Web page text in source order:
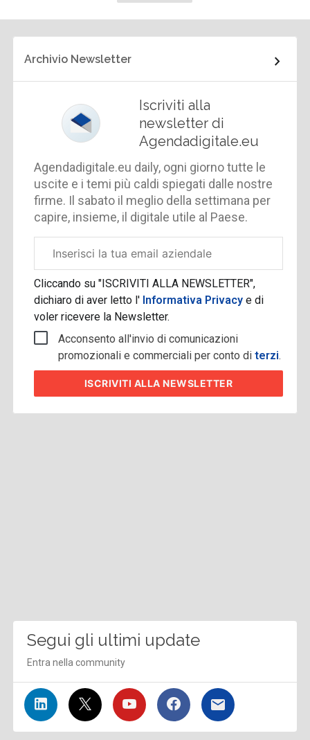
Archivio Newsletter
Iscriviti alla
newsletter di
Agendadigitale.eu
Agendadigitale.eu daily, ogni giorno tutte le
uscite e i temi più caldi spiegati dalle nostre
firme. Il sabato il meglio della settimana per
capire, insieme, il digitale utile al Paese.
aziendale
Cliccando su "ISCRIVITI ALLA NEWSLETTER",
dichiaro di aver letto l' Informativa Privacye di
voler ricevere la Newsletter.
Acconsento all'invio di comunicazioni
promozionali e commerciali per conto diterzi.
ISCRIVITI ALLA NEWSLETTER
Segui gli ultimi update
Entra nella community